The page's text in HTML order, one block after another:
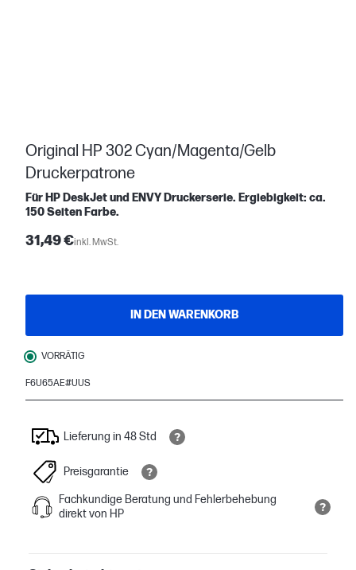
Original HP 302 Cyan/Magenta/Gelb
Druckerpatrone
Für HP DeskJet und ENVY Druckerserie. Ergiebigkeit: ca.
150 Seiten Farbe.
31,49 €inkl. MwSt.
IN DEN WARENKORB
VORRÄTIG
F6U65AE#UUS
Lieferung in 48 Std
Preisgarantie
Fachkundige Beratung und Fehlerbehebung
direkt von HP